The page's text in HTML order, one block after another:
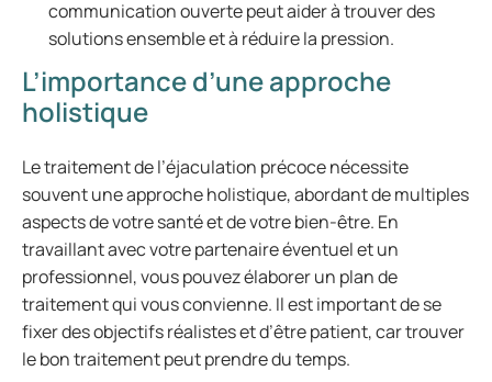
communication ouverte peut aider à trouver des
solutions ensemble et à réduire la pression.
L’importance d’une approche
holistique
Le traitement de l’éjaculation précoce nécessite
souvent une approche holistique, abordant de multiples
aspects de votre santé et de votre bien-être. En
travaillant avec votre partenaire éventuel et un
professionnel, vous pouvez élaborer un plan de
traitement qui vous convienne. Il est important de se
fixer des objectifs réalistes et d’être patient, car trouver
le bon traitement peut prendre du temps.